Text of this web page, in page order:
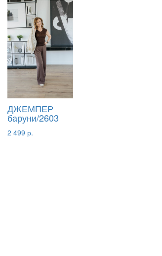
ДЖЕМПЕР
баруни/2603
2 499 р.